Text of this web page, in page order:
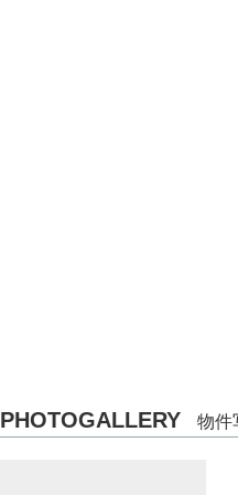
PHOTOGALLERY 物件